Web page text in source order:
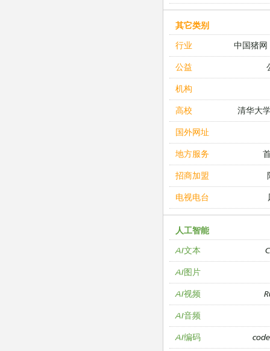
其它类别
行业
中国猪网
公益
机构
高校 清华大
国外网址
地方服务
招商加盟
电视电台
人工智能
AI文本
AI图片
AI视频
AI音频
AI编码